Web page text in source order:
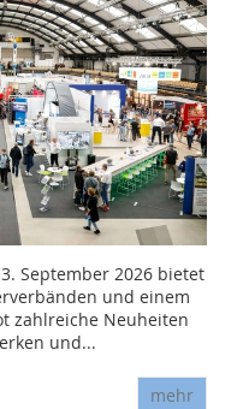
September 2026 bietet
und einem
zahlreiche Neuheiten
und...
mehr